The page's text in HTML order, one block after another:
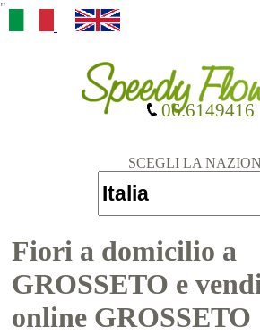
"
SCEGLI LA
06.6149416
Fiori a domicilio a
GROSSETO e
online GROSSETO